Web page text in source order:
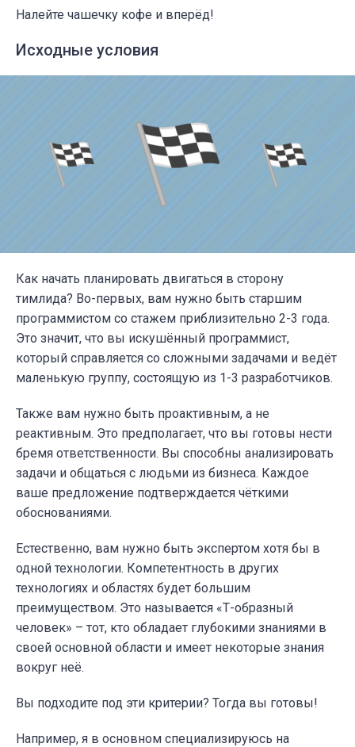
Налейте чашечку кофе и вперёд!
Исходные условия
Как начать планировать двигаться в сторону
тимлида? Во-первых, вам нужно быть старшим
программистом со стажем приблизительно 2-3 года.
Это значит, что вы искушённый программист,
который справляется со сложными задачами и ведёт
маленькую группу, состоящую из 1-3 разработчиков.
Также вам нужно быть проактивным, а не
реактивным. Это предполагает, что вы готовы нести
бремя ответственности. Вы способны анализировать
задачи и общаться с людьми из бизнеса. Каждое
ваше предложение подтверждается чёткими
обоснованиями.
Естественно, вам нужно быть экспертом хотя бы в
одной технологии. Компетентность в других
технологиях и областях будет большим
преимуществом. Это называется «Т-образный
человек» – тот, кто обладает глубокими знаниями в
своей основной области и имеет некоторые знания
вокруг неё.
Вы подходите под эти критерии? Тогда вы готовы!
Например, я в основном специализируюсь на